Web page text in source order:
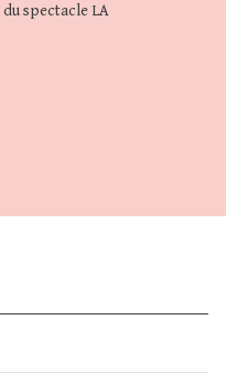
du spectacle LA